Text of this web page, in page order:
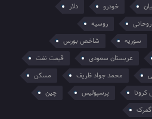
خودرو
دلار
روحانی
روسیه
سوریه
شاخص بورس
عربستان سعودی
قیمت نفت
محمد جواد ظریف
مسکن
پرسپولیس
چین
گمرک